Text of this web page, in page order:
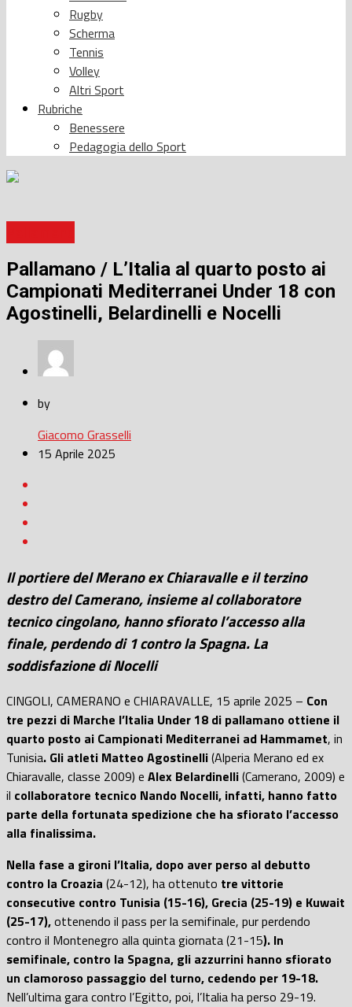
Rugby
Scherma
Tennis
Volley
Altri Sport
Rubriche
Benessere
Pedagogia dello Sport
Pallamano / L’Italia al quarto posto ai
Campionati Mediterranei Under 18 con
Agostinelli, Belardinelli e Nocelli
by
Giacomo Grasselli
15 Aprile 2025
Il portiere del Merano ex Chiaravalle e il terzino
destro del Camerano, insieme al collaboratore
tecnico cingolano, hanno sfiorato l’accesso alla
finale, perdendo di 1 contro la Spagna. La
soddisfazione di Nocelli
CINGOLI, CAMERANO e CHIARAVALLE, 15 aprile 2025 – Con
tre pezzi di Marche l’Italia Under 18 di pallamano ottiene il
quarto posto ai Campionati Mediterranei ad Hammamet, in
Tunisia. Gli atleti Matteo Agostinelli(Alperia Merano ed ex
Chiaravalle, classe 2009) e Alex Belardinelli(Camerano, 2009) e
il collaboratore tecnico Nando Nocelli, infatti, hanno fatto
parte della fortunata spedizione che ha sfiorato l’accesso
alla finalissima.
Nella fase a gironi l’Italia, dopo aver perso al debutto
contro la Croazia (24-12), ha ottenuto tre vittorie
consecutive contro Tunisia (15-16), Grecia (25-19) e Kuwait
(25-17),ottenendo il pass per la semifinale, pur perdendo
contro il Montenegro alla quinta giornata (21-15). In
semifinale, contro la Spagna, gli azzurrini hanno sfiorato
un clamoroso passaggio del turno, cedendo per 19-18.
Nell’ultima gara contro l’Egitto, poi, l’Italia ha perso 29-19.